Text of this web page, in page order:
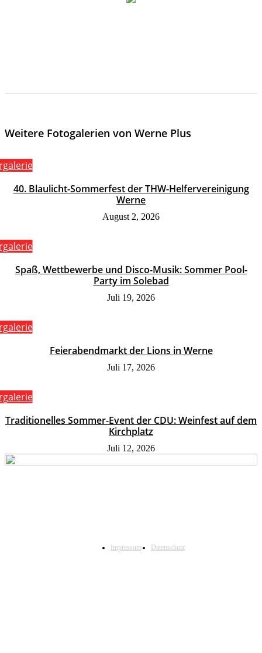
Weitere Fotogalerien von Werne Plus
40. Blaulicht-Sommerfest der THW-Helfervereinigung
Werne
August 2, 2026
Spaß, Wettbewerbe und Disco-Musik: Sommer Pool-
Party im Solebad
Juli 19, 2026
Feierabendmarkt der Lions in Werne
Juli 17, 2026
Traditionelles Sommer-Event der CDU: Weinfest auf dem
Kirchplatz
Juli 12, 2026
Impressum Datenschutz